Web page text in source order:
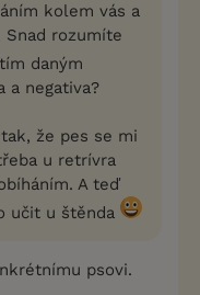
kolem vás a
Snad rozumíte
daným
a negativa?
že pes se mi
u retrívra
A teď
učit u štěnda
psovi.